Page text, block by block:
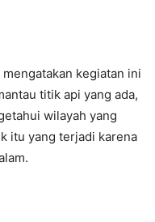
kegiatan ini
titik api yang ada,
wilayah yang
itu yang terjadi karena